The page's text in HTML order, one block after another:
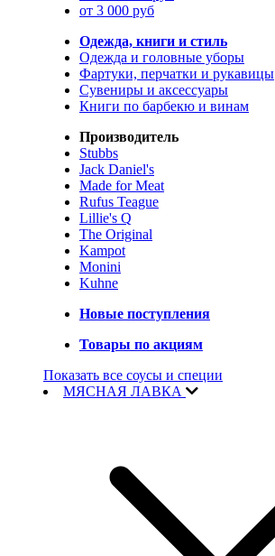
от 3 000 руб
Одежда, книги и стиль
Одежда и головные уборы
Фартуки, перчатки и рукавицы
Сувениры и аксессуары
Книги по барбекю и винам
Производитель
Stubbs
Jack Daniel's
Made for Meat
Rufus Teague
Lillie's Q
The Original
Kampot
Monini
Kuhne
Новые поступления
Товары по акциям
Показать все соусы и специи
МЯСНАЯ ЛАВКА